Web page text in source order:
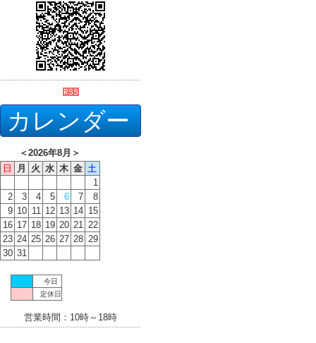
カレンダー
＜2026年8月 ＞
日
月 火 水 木 金 土
1
2
3 4 5 6 7
8
9 10 11 12 13 14 15
16 17 18 19 20 21 22
23 24 25 26 27 28 29
30 31
今日
定休日
営業時間：10時～18時